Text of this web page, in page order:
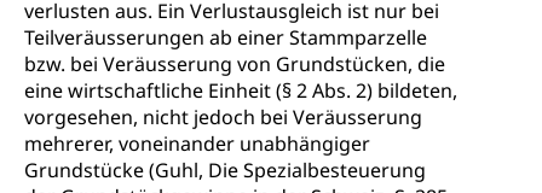
verlusten aus. Ein Verlustausgleich ist nur bei
Teilveräusserungen ab einer Stammparzelle
bzw. bei Veräusserung von Grundstücken, die
eine wirtschaftliche Einheit (§ 2 Abs. 2) bildeten,
vorgesehen, nicht jedoch bei Veräusserung
mehrerer, voneinander unabhängiger
Grundstücke (Guhl, Die Spezialbesteuerung
Berufsmaturität
Zentrum für Brückenangebote
Gymnasien & Fachmittelschulen (beruf.lu.ch)
Studienwahl- und Studienbearatung
Fachklasse Grafik
Gesundheitsmittelschule
Kantonale Sportcamps
Primarschule
Sekundarschule
Schulpflicht
Stipendien und Darlehen
Studienbeihilfe, Stipendien, Ausbildungsdarlehen
Stipendien Universität Luzern unilu
Finanzielle Unterstützung für Ausbildung
Universität
Technische Hochschule, Studium,